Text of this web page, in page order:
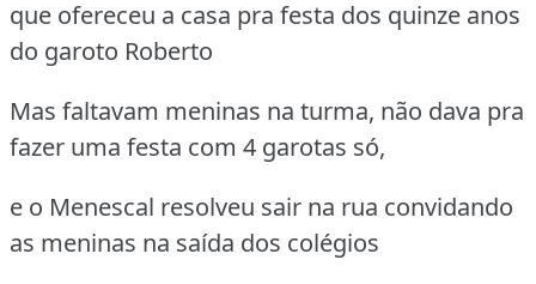
que ofereceu a casa pra festa dos quinze anos
do garoto Roberto
Mas faltavam meninas na turma, não dava pra
fazer uma festa com 4 garotas só,
e o Menescal resolveu sair na rua convidando
as meninas na saída dos colégios